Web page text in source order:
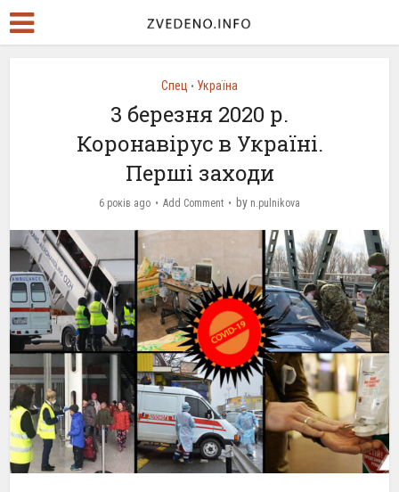
Спец • Україна
3 березня 2020 р.
Коронавірус в Україні.
Перші заходи
6 років ago Add Comment by n.pulnikova